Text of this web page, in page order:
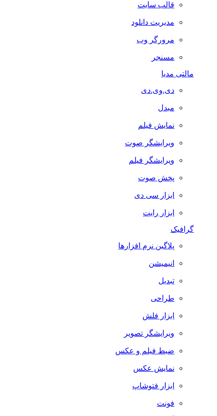
قالب سایت
مدیریت دانلود
مرورگر وب
مسنجر
مالتی مدیا
دی.وی.دی
مبدل
نمایش فیلم
ویرایشگر صوت
ویرایشگر فیلم
پخش صوت
ابزار سی دی
ابزار رایت
گرافیک
پلاگین نرم افزارها
انیمیشن
تبدیل
طراحی
ابزار فلش
ویرایشگر تصویر
ضبط فيلم و عكس
نمایش عکس
ابزار فتوشاپ
فونت